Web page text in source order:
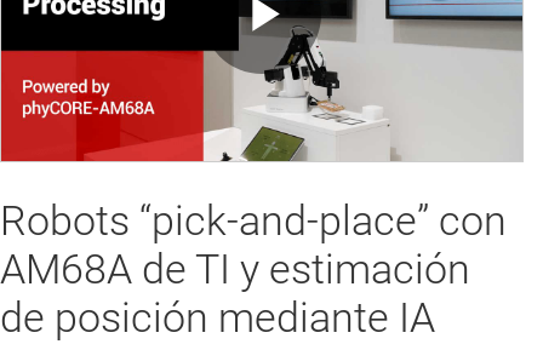
Play
Video
Robots “pick-and-place” con
AM68A de TI y estimación
de posición mediante IA